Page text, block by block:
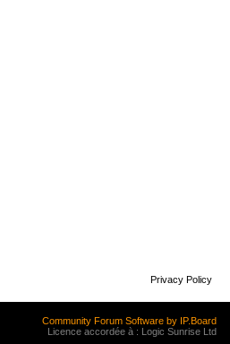
Privacy Policy
Community Forum Software by IP.Board
Licence accordée à : Logic Sunrise Ltd